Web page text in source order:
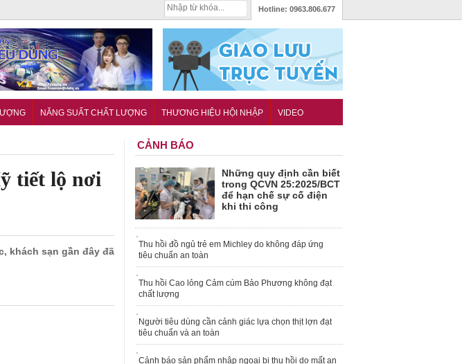
Hotline: 0963.806.677
NĂNG SUẤT CHẤT LƯỢNG THƯƠNG HIỆU HỘI NHẬP VIDEO
tiết lộ nơi
khách sạn gần đây đã
CẢNH BÁO
Những quy định cần biết
trong QCVN 25:2025/BCT
để hạn chế sự cố điện
khi thi công
Thu hồi đồ ngủ trẻ em Michley do không đáp ứng
tiêu chuẩn an toàn
Thu hồi Cao lỏng Cảm cúm Bảo Phương không đạt
chất lượng
Người tiêu dùng cần cảnh giác lựa chọn thịt lợn đạt
tiêu chuẩn và an toàn
Cảnh báo sản phẩm nhập ngoại bị thu hồi do mất an